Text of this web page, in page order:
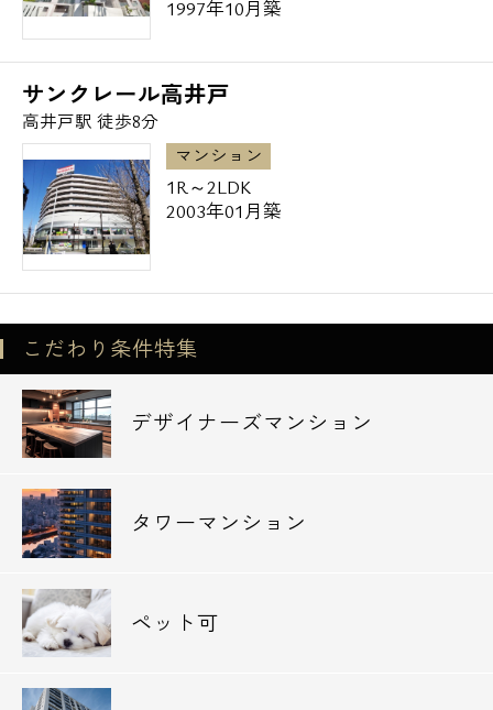
1997年10月築
サンクレール高井戸
高井戸駅 徒歩8分
マンション
1R～2LDK
2003年01月築
こだわり条件特集
デザイナーズマンション
タワーマンション
ペット可